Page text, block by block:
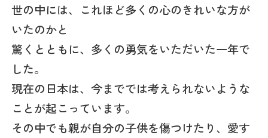
世の中には、これほど多くの心のきれいな方が
いたのかと
驚くとともに、多くの勇気をいただいた一年で
した。
現在の日本は、今まででは考えられないような
ことが起こっています。
その中でも親が自分の子供を傷つけたり、愛す